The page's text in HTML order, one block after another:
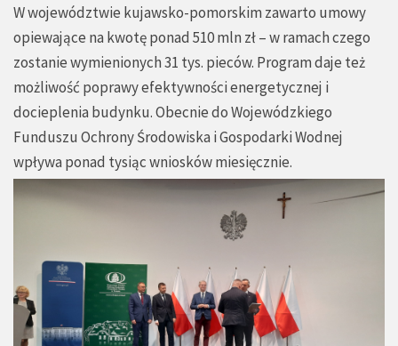
W województwie kujawsko-pomorskim zawarto umowy
opiewające na kwotę ponad 510 mln zł – w ramach czego
zostanie wymienionych 31 tys. pieców. Program daje też
możliwość poprawy efektywności energetycznej i
docieplenia budynku. Obecnie do Wojewódzkiego
Funduszu Ochrony Środowiska i Gospodarki Wodnej
wpływa ponad tysiąc wniosków miesięcznie.